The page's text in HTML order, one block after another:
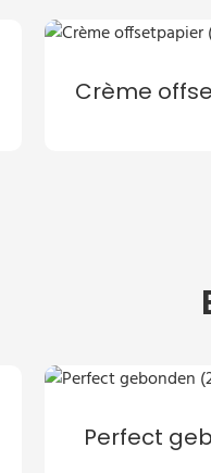
Crème
Perfect